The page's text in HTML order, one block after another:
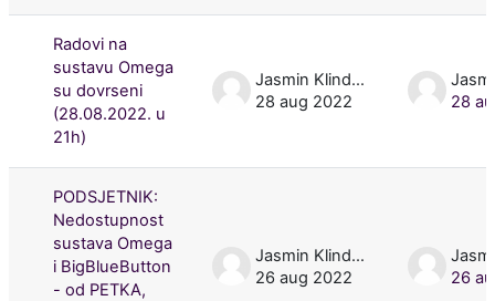
Radovi na
sustavu Omega
su dovrseni
(28.08.2022. u
21h)
Jasmin Klindžić
28 aug 2022
28
PODSJETNIK:
Nedostupnost
sustava Omega
i BigBlueButton
- od PETKA,
Jasmin Klindžić
26 aug 2022
26